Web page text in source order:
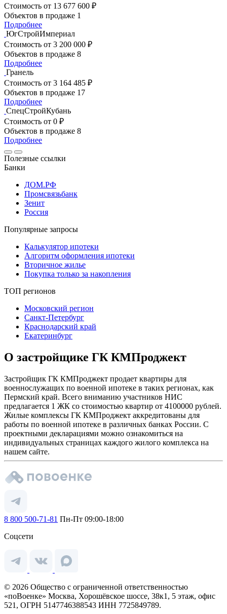
Стоимость от 13 677 600 ₽
Объектов в продаже 1
Подробнее
ЮгСтройИмпериал
Стоимость от 3 200 000 ₽
Объектов в продаже 8
Подробнее
Гранель
Стоимость от 3 164 485 ₽
Объектов в продаже 17
Подробнее
СпецСтройКубань
Стоимость от 0 ₽
Объектов в продаже 8
Подробнее
Полезные ссылки
Банки
ДОМ.РФ
Промсвязьбанк
Зенит
Россия
Популярные запросы
Калькулятор ипотеки
Алгоритм оформления ипотеки
Вторичное жилье
Покупка только за накопления
ТОП регионов
Московский регион
Санкт-Петербург
Краснодарский край
Екатеринбург
О застройщике ГК КМПроджект
Застройщик ГК КМПроджект продает квартиры для
военнослужащих по военной ипотеке в таких регионах, как
Пермский край. Всего вниманию участников НИС
предлагается 1 ЖК со стоимостью квартир от 4100000 рублей.
Жилые комплексы ГК КМПроджект аккредитованы для
работы по военной ипотеке в различных банках России. С
проектными декларациями можно ознакомиться на
индивидуальных страницах каждого жилого комплекса на
нашем сайте.
8 800 500-71-81 Пн-Пт 09:00-18:00
Соцсети
© 2026 Общество с ограниченной ответственностью
«поВоенке» Москва, Хорошёвское шоссе, 38к1, 5 этаж, офис
521, ОГРН 5147746388543 ИНН 7725849789.